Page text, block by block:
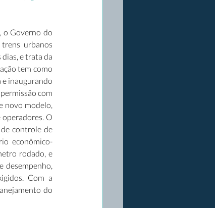
o Governo do
urbanos
e trata da
tem como
inaugurando
com
novo modelo,
O
controle de
econômico-
rodado, e
desempenho,
Com a
do